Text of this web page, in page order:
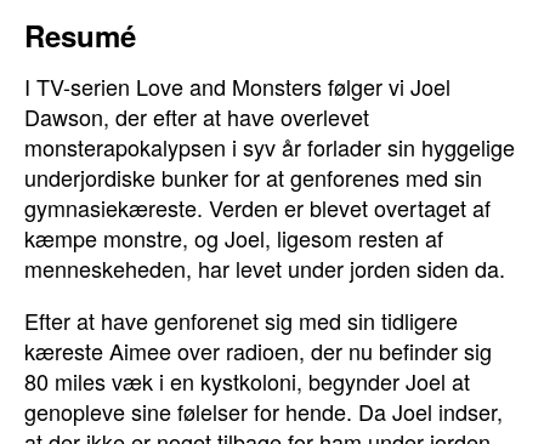
Resumé
I TV-serien Love and Monsters følger vi Joel
Dawson, der efter at have overlevet
monsterapokalypsen i syv år forlader sin hyggelige
underjordiske bunker for at genforenes med sin
gymnasiekæreste. Verden er blevet overtaget af
kæmpe monstre, og Joel, ligesom resten af
menneskeheden, har levet under jorden siden da.
Efter at have genforenet sig med sin tidligere
kæreste Aimee over radioen, der nu befinder sig
80 miles væk i en kystkoloni, begynder Joel at
genopleve sine følelser for hende. Da Joel indser,